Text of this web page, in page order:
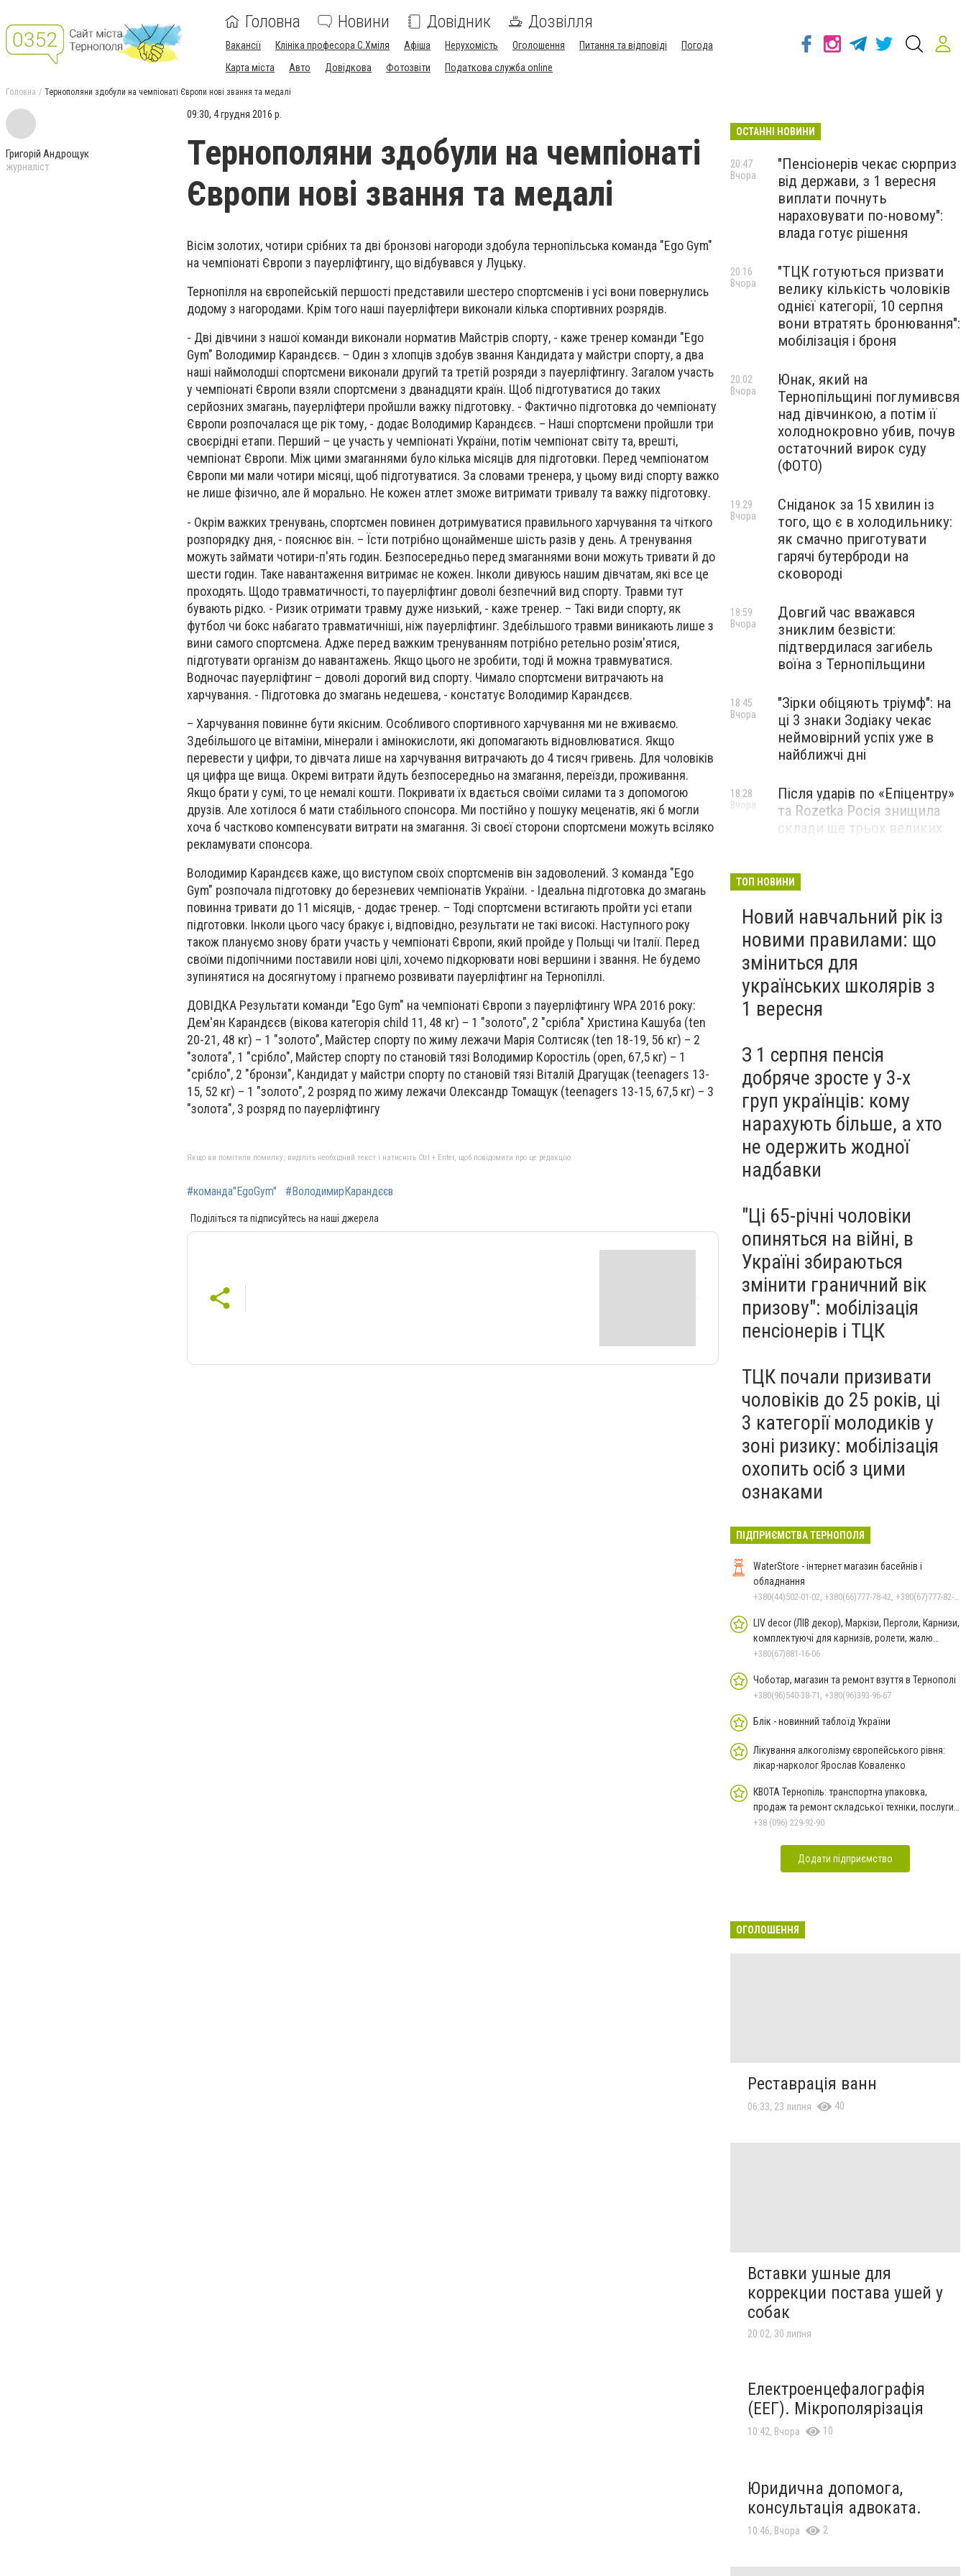
Головна Новини Довідник Дозвілля
Вакансії Клініка професора С.Хміля Афіша Нерухомість Оголошення Питання та відповіді
Погода
Карта міста
Авто Довідкова Фотозвіти Податкова служба online
Головна Тернополяни здобули на чемпіонаті Європи нові звання та медалі
Григорій Андрощук
журналіст
09:30, 4 грудня 2016 р.
Тернополяни здобули на чемпіонаті
Європи нові звання та медалі
Вісім золотих, чотири срібних та дві бронзові нагороди здобула тернопільська команда "Ego Gym"
на чемпіонаті Європи з пауерліфтингу, що відбувався у Луцьку.
Тернопілля на європейській першості представили шестеро спортсменів і усі вони повернулись
додому з нагородами. Крім того наші пауерліфтери виконали кілька спортивних розрядів.
- Дві дівчини з нашої команди виконали норматив Майстрів спорту, - каже тренер команди "Ego
Gym" Володимир Карандєєв. – Один з хлопців здобув звання Кандидата у майстри спорту, а два
наші наймолодші спортсмени виконали другий та третій розряди з пауерліфтингу. Загалом участь
у чемпіонаті Європи взяли спортсмени з дванадцяти країн. Щоб підготуватися до таких
серйозних змагань, пауерліфтери пройшли важку підготовку. - Фактично підготовка до чемпіонату
Європи розпочалася ще рік тому, - додає Володимир Карандєєв. – Наші спортсмени пройшли три
своєрідні етапи. Перший – це участь у чемпіонаті України, потім чемпіонат світу та, врешті,
чемпіонат Європи. Між цими змаганнями було кілька місяців для підготовки. Перед чемпіонатом
Європи ми мали чотири місяці, щоб підготуватися. За словами тренера, у цьому виді спорту важко
не лише фізично, але й морально. Не кожен атлет зможе витримати тривалу та важку підготовку.
- Окрім важких тренувань, спортсмен повинен дотримуватися правильного харчування та чіткого
розпорядку дня, - пояснює він. – Їсти потрібно щонайменше шість разів у день. А тренування
можуть займати чотири-п'ять годин. Безпосередньо перед змаганнями вони можуть тривати й до
шести годин. Таке навантаження витримає не кожен. Інколи дивуюсь нашим дівчатам, які все це
проходять. Щодо травматичності, то пауерліфтинг доволі безпечний вид спорту. Травми тут
бувають рідко. - Ризик отримати травму дуже низький, - каже тренер. – Такі види спорту, як
футбол чи бокс набагато травматичніші, ніж пауерліфтинг. Здебільшого травми виникають лише з
вини самого спортсмена. Адже перед важким тренуванням потрібно ретельно розім'ятися,
підготувати організм до навантажень. Якщо цього не зробити, тоді й можна травмуватися.
Водночас пауерліфтинг – доволі дорогий вид спорту. Чимало спортсмени витрачають на
харчування. - Підготовка до змагань недешева, - констатує Володимир Карандєєв.
– Харчування повинне бути якісним. Особливого спортивного харчування ми не вживаємо.
Здебільшого це вітаміни, мінерали і амінокислоти, які допомагають відновлюватися. Якщо
перевести у цифри, то дівчата лише на харчування витрачають до 4 тисяч гривень. Для чоловіків
ця цифра ще вища. Окремі витрати йдуть безпосередньо на змагання, переїзди, проживання.
Якщо брати у сумі, то це немалі кошти. Покривати їх вдається своїми силами та з допомогою
друзів. Але хотілося б мати стабільного спонсора. Ми постійно у пошуку меценатів, які б могли
хоча б частково компенсувати витрати на змагання. Зі своєї сторони спортсмени можуть всіляко
рекламувати спонсора.
Володимир Карандєєв каже, що виступом своїх спортсменів він задоволений. З команда "Ego
Gym" розпочала підготовку до березневих чемпіонатів України. - Ідеальна підготовка до змагань
повинна тривати до 11 місяців, - додає тренер. – Тоді спортсмени встигають пройти усі етапи
підготовки. Інколи цього часу бракує і, відповідно, результати не такі високі. Наступного року
також плануємо знову брати участь у чемпіонаті Європи, який пройде у Польщі чи Італії. Перед
своїми підопічними поставили нові цілі, хочемо підкорювати нові вершини і звання. Не будемо
зупинятися на досягнутому і прагнемо розвивати пауерліфтинг на Тернопіллі.
ДОВІДКА Результати команди "Ego Gym" на чемпіонаті Європи з пауерліфтингу WPA 2016 року:
Дем'ян Карандєєв (вікова категорія child 11, 48 кг) – 1 "золото", 2 "срібла" Христина Кашуба (ten
20-21, 48 кг) – 1 "золото", Майстер спорту по жиму лежачи Марія Солтисяк (ten 18-19, 56 кг) – 2
"золота", 1 "срібло", Майстер спорту по становій тязі Володимир Коростіль (open, 67,5 кг) – 1
"срібло", 2 "бронзи", Кандидат у майстри спорту по становій тязі Віталій Драгущак (teenagers 13-
15, 52 кг) – 1 "золото", 2 розряд по жиму лежачи Олександр Томащук (teenagers 13-15, 67,5 кг) – 3
"золота", 3 розряд по пауерліфтингу
Якщо ви помітили помилку, виділіть необхідний текст і натисніть Ctrl + Enter, щоб повідомити про це редакцію
#команда"EgoGym" #ВолодимирКарандєєв
Поділіться та підписуйтесь на наші джерела
ОСТАННІ НОВИНИ
"Пенсіонерів чекає сюрприз
від держави, з 1 вересня
виплати почнуть
нараховувати по-новому":
влада готує рішення
20:47
Вчора
"ТЦК готуються призвати
велику кількість чоловіків
однієї категорії, 10 серпня
вони втратять бронювання":
мобілізація і броня
20:16
Вчора
Юнак, який на
Тернопільщині поглумивсвя
над дівчинкою, а потім її
холоднокровно убив, почув
остаточний вирок суду
(ФОТО)
20:02
Вчора
Сніданок за 15 хвилин із
того, що є в холодильнику:
як смачно приготувати
гарячі бутерброди на
сковороді
19:29
Вчора
Довгий час вважався
зниклим безвісти:
підтвердилася загибель
воїна з Тернопільщини
18:59
Вчора
"Зірки обіцяють тріумф": на
ці 3 знаки Зодіаку чекає
неймовірний успіх уже в
найближчі дні
18:45
Вчора
Після ударів по «Епіцентру»
та Rozetka Росія знищила
склади ще трьох великих
запчастин
18:28
Вчора
Юна піаністка з Тернополя
здобула перемогу на
міжнародному конкурсі
"Golden Talent World" (ФОТО)
18:00
ТОП НОВИНИ
Новий навчальний рік із
новими правилами: що
зміниться для
українських школярів з
1 вересня
З 1 серпня пенсія
добряче зросте у 3-х
груп українців: кому
нарахують більше, а хто
не одержить жодної
надбавки
"Ці 65-річні чоловіки
опиняться на війні, в
Україні збираються
змінити граничний вік
призову": мобілізація
пенсіонерів і ТЦК
ТЦК почали призивати
чоловіків до 25 років, ці
3 категорії молодиків у
зоні ризику: мобілізація
охопить осіб з цими
ознаками
ПІДПРИЄМСТВА ТЕРНОПОЛЯ
WaterStore - інтернет магазин басейнів і
обладнання
+380(44)502-01-02, +380(66)777-78-42, +380(67)777-82-19, +380(67)890-80-80, +380(73)890-80-80, +380(44)502-01-03
LIV decor (ЛІВ декор), Маркізи, Перголи, Карнизи,
комплектуючі для карнизів, ролети, жалю
Тернопіль
+380(67)881-16-06
Чоботар, магазин та ремонт взуття в Тернополі
+380(96)540-38-71, +380(96)393-96-67
Блік - новинний таблоїд України
Лікування алкоголізму європейського рівня:
лікар-нарколог Ярослав Коваленко
КВОТА Тернопіль: транспортна упаковка,
продаж та ремонт складської техніки, послуги з
металообробки
+38 (096) 229-92-90
Додати підприємство
ОГОЛОШЕННЯ
Реставрація ванн
06:33, 23 липня 40
Вставки ушные для
коррекции постава ушей у
собак
20:02, 30 липня
Електроенцефалографія
(ЕЕГ). Мікрополярізація
10:42, Вчора 10
Юридична допомога,
консультація адвоката.
10:46, Вчора 2